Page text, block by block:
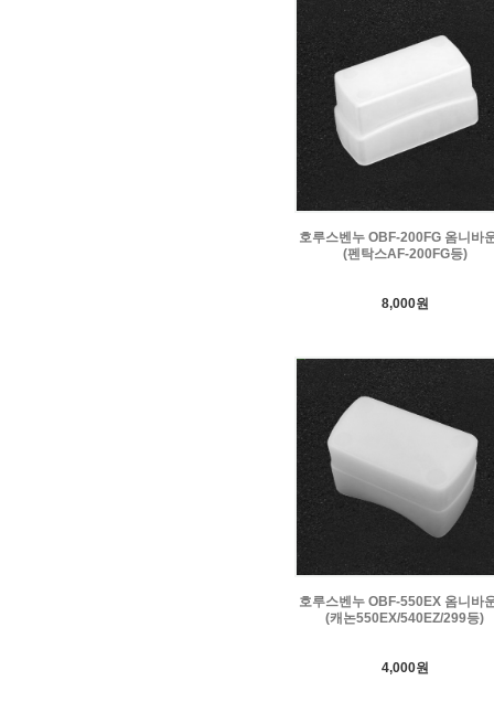
호루스벤누 OBF-200FG 옴니바
(펜탁스AF-200FG등)
8,000원
호루스벤누 OBF-550EX 옴니바
(캐논550EX/540EZ/299등)
4,000원